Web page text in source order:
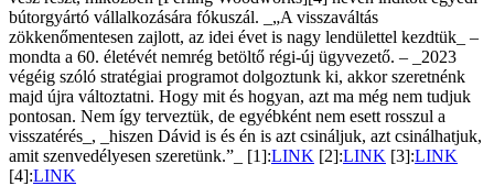
bútorgyártó vállalkozására fókuszál. _„A visszaváltás
zökkenőmentesen zajlott, az idei évet is nagy lendülettel kezdtük_ –
mondta a 60. életévét nemrég betöltő régi-új ügyvezető. – _2023
végéig szóló stratégiai programot dolgoztunk ki, akkor szeretnénk
majd újra változtatni. Hogy mit és hogyan, azt ma még nem tudjuk
pontosan. Nem így terveztük, de egyébként nem esett rosszul a
visszatérés_, _hiszen Dávid is és én is azt csináljuk, azt csinálhatjuk,
amit szenvedélyesen szeretünk.”_ [1]:LINK [2]:LINK [3]:LINK
[4]:LINK